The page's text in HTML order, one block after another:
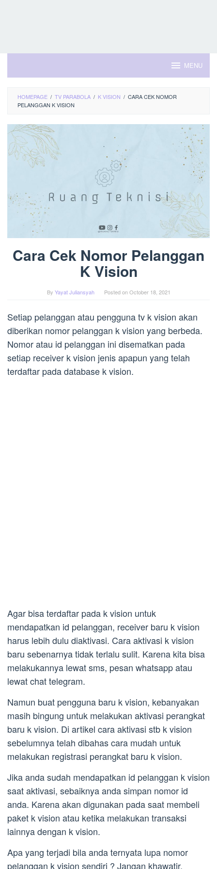
MENU
HOMEPAGE / TV PARABOLA / K VISION / CARA CEK NOMOR
PELANGGAN K VISION
Cara Cek Nomor Pelanggan
K Vision
By Yayat Juliansyah Posted onOctober 18, 2021
Setiap pelanggan atau pengguna tv k vision akan
diberikan nomor pelanggan k vision yang berbeda.
Nomor atau id pelanggan ini disematkan pada
setiap receiver k vision jenis apapun yang telah
terdaftar pada database k vision.
Agar bisa terdaftar pada k vision untuk
mendapatkan id pelanggan, receiver baru k vision
harus lebih dulu diaktivasi. Cara aktivasi k vision
baru sebenarnya tidak terlalu sulit. Karena kita bisa
melakukannya lewat sms, pesan whatsapp atau
lewat chat telegram.
Namun buat pengguna baru k vision, kebanyakan
masih bingung untuk melakukan aktivasi perangkat
baru k vision. Di artikel cara aktivasi stb k vision
sebelumnya telah dibahas cara mudah untuk
melakukan registrasi perangkat baru k vision.
Jika anda sudah mendapatkan id pelanggan k vision
saat aktivasi, sebaiknya anda simpan nomor id
anda. Karena akan digunakan pada saat membeli
paket k vision atau ketika melakukan transaksi
lainnya dengan k vision.
Apa yang terjadi bila anda ternyata lupa nomor
pelanggan k vision sendiri ? Jangan khawatir,